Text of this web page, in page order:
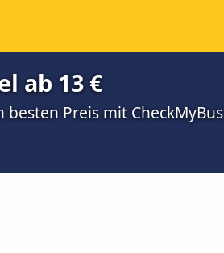
ab 13 €
Preis mit CheckMyBus